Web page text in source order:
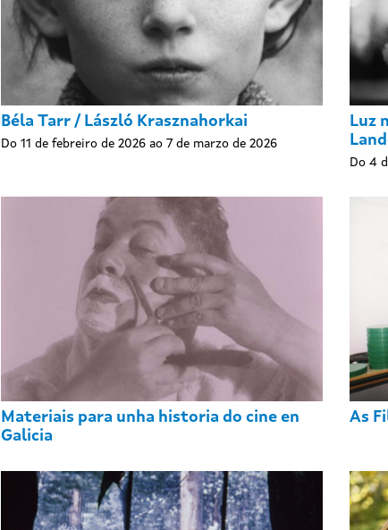
Béla Tarr / László Krasznahorkai
Do 11 de febreiro de 2026 ao 7 de marzo de 2026
Luz
Do 4
Materiais para unha historia do cine en
Galicia
As